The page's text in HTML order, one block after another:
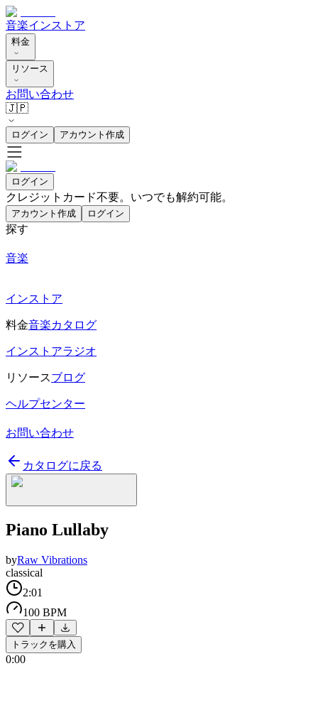
音楽インストア
料金
リソース
お問い合わせ
🇯🇵
ログイン アカウント作成
ログイン
クレジットカード不要。いつでも解約可能。
アカウント作成 ログイン
探す
音楽
インストア
料金音楽カタログ
インストアラジオ
リソースブログ
ヘルプセンター
お問い合わせ
カタログに戻る
Piano Lullaby
byRaw Vibrations
classical
2:01
100 BPM
トラックを購入
0:00